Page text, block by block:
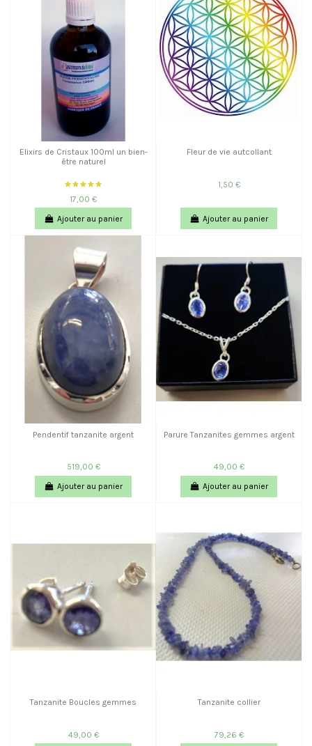
Elixirs de Cristaux 100ml un bien-
être naturel
17,00 €
Ajouter au panier
Fleur de vie autcollant
1,50 €
Ajouter au panier
Pendentif tanzanite argent
519,00 €
Ajouter au panier
Parure Tanzanites gemmes argent
49,00 €
Ajouter au panier
Tanzanite Boucles gemmes
49,00 €
Tanzanite collier
79,26 €